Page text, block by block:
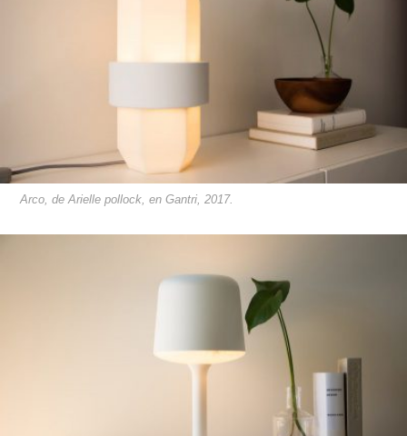
Arco, de Arielle pollock, en Gantri, 2017.